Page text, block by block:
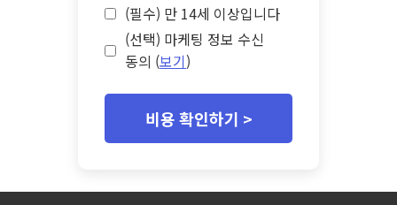
(필수) 만 14세 이상입니다
(선택) 마케팅 정보 수신
동의 (보기)
비용 확인하기 >